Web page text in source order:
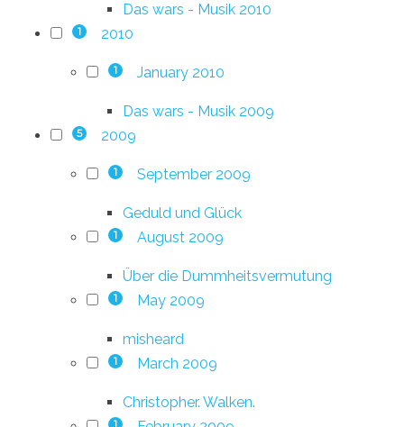
Das wars - Musik 2010
1 2010
1 January 2010
Das wars - Musik 2009
5 2009
1 September 2009
Geduld und Glück
1 August 2009
Über die Dummheitsvermutung
1 May 2009
misheard
1 March 2009
Christopher. Walken.
1